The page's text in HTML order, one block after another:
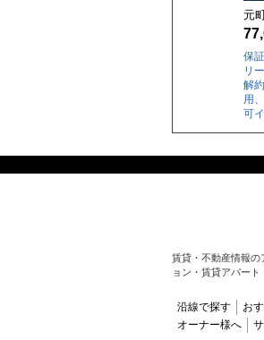
元
保
リ
解
用
可
賃貸・不動産情報の
ョン・賃貸アパー
沿線で探す お
オーナー様へ